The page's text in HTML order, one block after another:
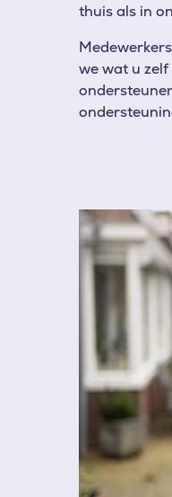
thuis als in
we wat u
Afbeelding